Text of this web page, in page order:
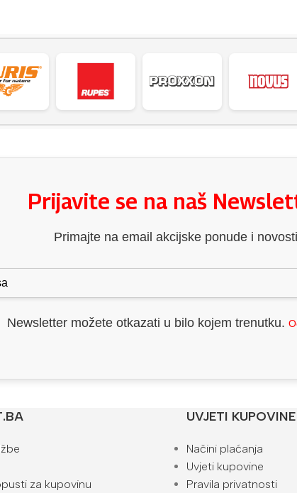
Prijavite se na naš
Primajte na email akcijske ponude i novosti
Newsletter možete otkazati u bilo kojem trenutku.
za kupovinu
UVJETI KUPOVINE
Načini plaćanja
Uvjeti kupovine
Pravila privatnosti